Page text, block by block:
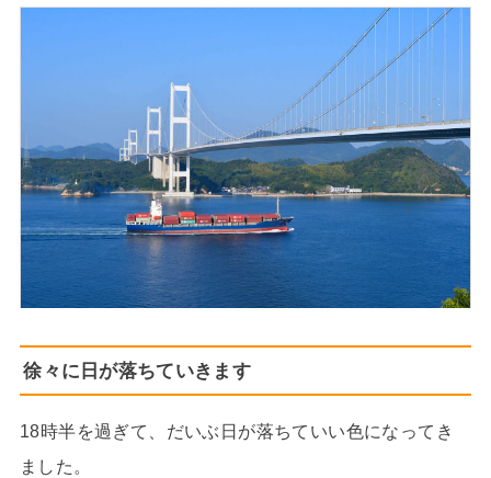
徐々に日が落ちていきます
18時半を過ぎて、だいぶ日が落ちていい色になってき
ました。